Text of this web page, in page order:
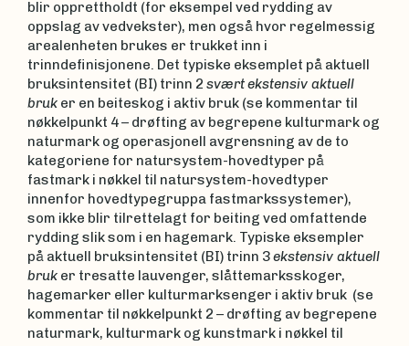
blir opprettholdt (for eksempel ved rydding av
oppslag av vedvekster), men også hvor regelmessig
arealenheten brukes er trukket inn i
trinndefinisjonene. Det typiske eksemplet på aktuell
bruksintensitet (BI) trinn 2 sværtekstensiv aktuell
bruk er en beiteskog i aktiv bruk (se kommentar til
nøkkelpunkt 4 – drøfting av begrepene kulturmark og
naturmark og operasjonell avgrensning av de to
kategoriene for natursystem-hovedtyper på
fastmark i nøkkel til natursystem-hovedtyper
innenfor hovedtypegruppa fastmarkssystemer),
som ikke blir tilrettelagt for beiting ved omfattende
rydding slik som i en hagemark. Typiske eksempler
på aktuell bruksintensitet (BI) trinn 3ekstensiv aktuell
bruk er tresatte lauvenger, slåttemarksskoger,
hagemarker eller kulturmarksenger i aktiv bruk (se
kommentar til nøkkelpunkt 2 – drøfting av begrepene
naturmark, kulturmark og kunstmark i nøkkel til